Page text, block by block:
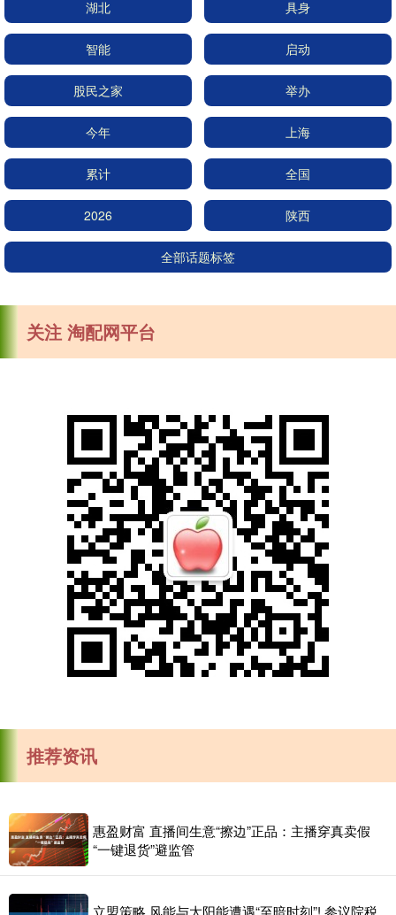
湖北 具身
智能 启动
股民之家 举办
今年 上海
累计 全国
2026 陕西
全部话题标签
关注 淘配网平台
推荐资讯
惠盈财富 直播间生意“擦边”正品：主播穿真卖假
“一键退货”避监管
立盟策略 风能与太阳能遭遇“至暗时刻”! 参议院税